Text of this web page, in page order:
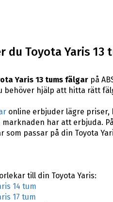
du Toyota Yaris 13
Yaris 13 tums fälgarpå
behöver hjälp att hitta rätt
online erbjuder lägre priser,
marknaden har att erbjuda.
som passar på din Toyota
till din Toyota Yaris:
14 tum
17 tum